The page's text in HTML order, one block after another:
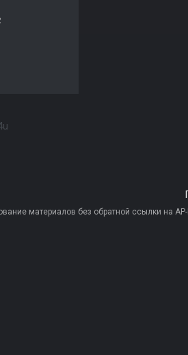
материалов без обратной ссылки на